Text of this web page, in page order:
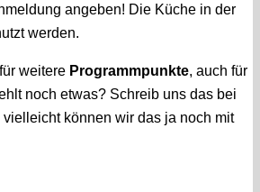
angeben! Die Küche in der
werden.
weitere Programmpunkte, auch für
noch etwas? Schreib uns das bei
können wir das ja noch mit